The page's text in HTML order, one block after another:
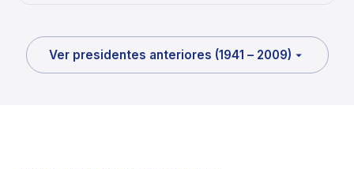
Ver presidentes anteriores (1941 – 2009)